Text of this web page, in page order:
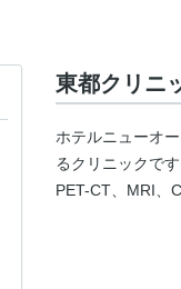
東都クリニ
ホテルニューオ
るクリニックで
PET-CT、MRI、